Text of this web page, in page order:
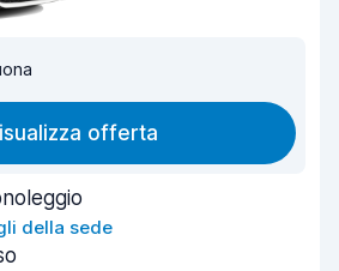
offerta
della sede